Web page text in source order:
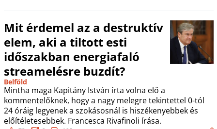
Mit érdemel az a destruktív
elem, aki a tiltott esti
időszakban energiafaló
streamelésre buzdít?
Belföld
Mintha maga Kapitány István írta volna elő a
kommentelőknek, hogy a nagy melegre tekintettel 0-tól
24 óráig legyenek a szokásosnál is hiszékenyebbek és
előítéletesebbek. Francesca Rivafinoli írása.